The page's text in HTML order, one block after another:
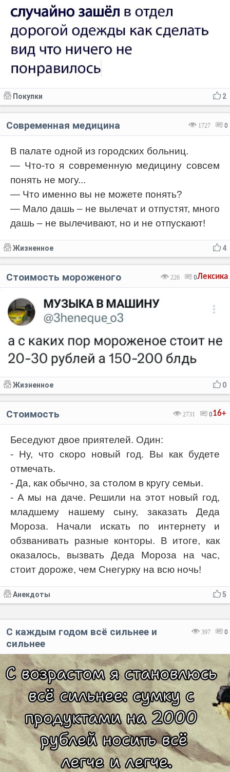
2
Покупки
1727 0
Современная медицина
В палате одной из городских больниц.
— Что-то я современную медицину совсем
понять не могу...
— Что именно вы не можете понять?
— Мало дашь – не вылечат и отпустят, много
дашь – не вылечивают, но и не отпускают!
4
Жизненное
Лексика
226 0
Стоимость мороженого
0
Жизненное
16+
2731 0
Стоимость
Беседуют двое приятелей. Один:
- Ну, что скоро новый год. Вы как будете
отмечать.
- Да, как обычно, за столом в кругу семьи.
- А мы на даче. Решили на этот новый год,
младшему нашему сыну, заказать Деда
Мороза. Начали искать по интернету и
обзванивать разные конторы. В итоге, как
оказалось, вызвать Деда Мороза на час,
стоит дороже, чем Снегурку на всю ночь!
5
Анекдоты
397 0
С каждым годом всё сильнее и
сильнее